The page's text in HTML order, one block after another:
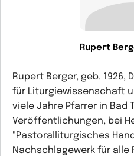
Rupert
Rupert Berger, geb. 1926,
für Liturgiewissenschaft
viele Jahre Pfarrer in Bad
Veröffentlichungen, bei
"Pastoralliturgisches
Nachschlagewerk für alle